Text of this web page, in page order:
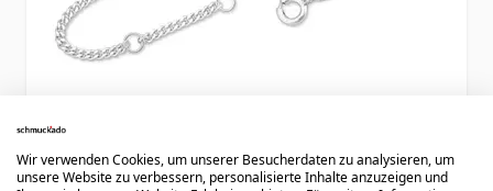
Wir verwenden Cookies, um unserer Besucherdaten zu analysieren, um
unsere Website zu verbessern, personalisierte Inhalte anzuzeigen und